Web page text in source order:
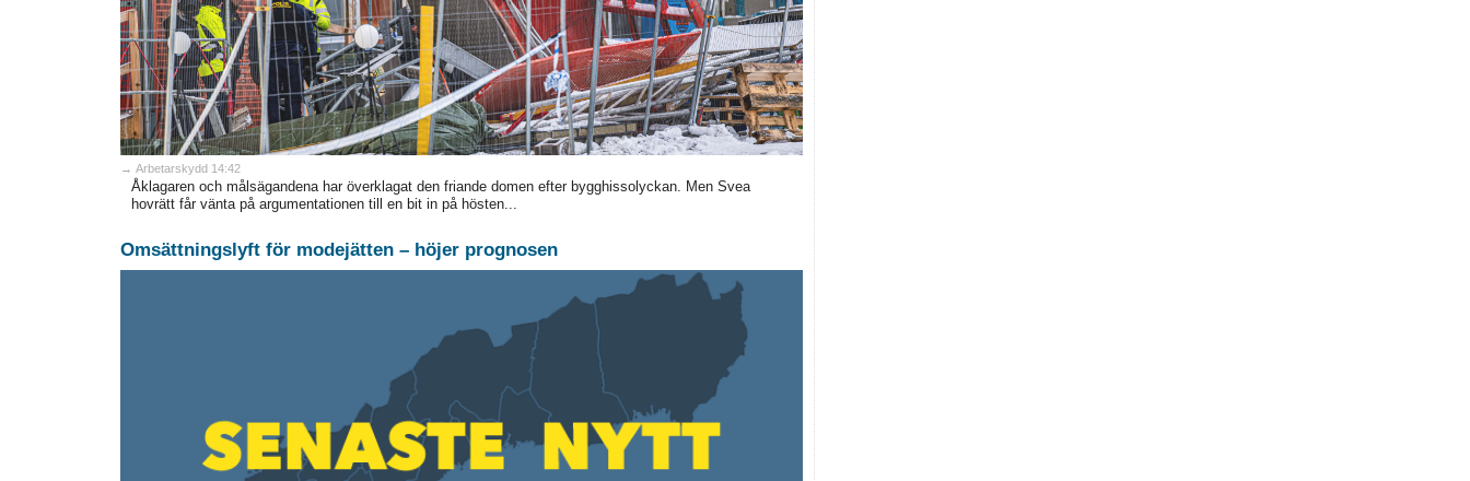
→ Arbetarskydd 14:42
Åklagaren och målsägandena har överklagat den friande domen efter bygghissolyckan. Men Svea
hovrätt får vänta på argumentationen till en bit in på hösten...
Omsättningslyft för modejätten – höjer prognosen